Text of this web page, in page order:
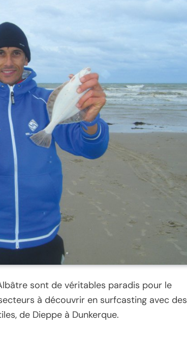
sont de véritables paradis pour le
à découvrir en surfcasting avec des
de Dieppe à Dunkerque.